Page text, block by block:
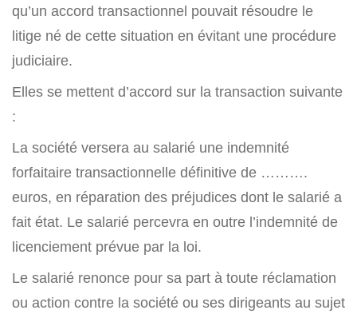
qu’un accord transactionnel pouvait résoudre le
litige né de cette situation en évitant une procédure
judiciaire.
Elles se mettent d’accord sur la transaction suivante
:
La société versera au salarié une indemnité
forfaitaire transactionnelle définitive de ……….
euros, en réparation des préjudices dont le salarié a
fait état. Le salarié percevra en outre l’indemnité de
licenciement prévue par la loi.
Le salarié renonce pour sa part à toute réclamation
ou action contre la société ou ses dirigeants au sujet